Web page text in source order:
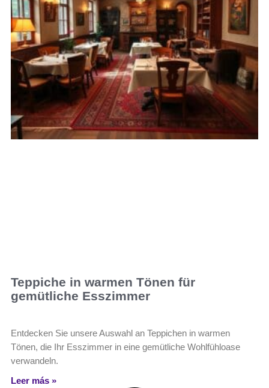
Teppiche in warmen Tönen für
gemütliche Esszimmer
Entdecken Sie unsere Auswahl an Teppichen in warmen
Tönen, die Ihr Esszimmer in eine gemütliche Wohlfühloase
verwandeln.
Leer más »